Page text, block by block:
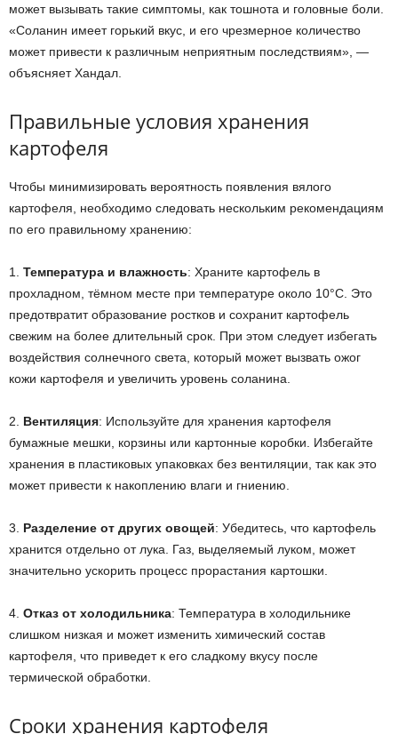
может вызывать такие симптомы, как тошнота и головные боли.
«Соланин имеет горький вкус, и его чрезмерное количество
может привести к различным неприятным последствиям», —
объясняет Хандал.
Правильные условия хранения
картофеля
Чтобы минимизировать вероятность появления вялого
картофеля, необходимо следовать нескольким рекомендациям
по его правильному хранению:
1. Температура и влажность: Храните картофель в
прохладном, тёмном месте при температуре около 10°C. Это
предотвратит образование ростков и сохранит картофель
свежим на более длительный срок. При этом следует избегать
воздействия солнечного света, который может вызвать ожог
кожи картофеля и увеличить уровень соланина.
2. Вентиляция: Используйте для хранения картофеля
бумажные мешки, корзины или картонные коробки. Избегайте
хранения в пластиковых упаковках без вентиляции, так как это
может привести к накоплению влаги и гниению.
3. Разделение от других овощей: Убедитесь, что картофель
хранится отдельно от лука. Газ, выделяемый луком, может
значительно ускорить процесс прорастания картошки.
4. Отказ от холодильника: Температура в холодильнике
слишком низкая и может изменить химический состав
картофеля, что приведет к его сладкому вкусу после
термической обработки.
Сроки хранения картофеля